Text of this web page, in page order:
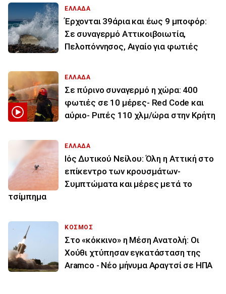
ΕΛΛΑΔΑ
Έρχονται 39άρια και έως 9 μποφόρ:
Σε συναγερμό Αττικοιβοιωτία,
Πελοπόννησος, Αιγαίο για φωτιές
ΕΛΛΑΔΑ
Σε πύρινο συναγερμό η χώρα: 400
φωτιές σε 10 μέρες- Red Code και
αύριο- Ριπές 110 χλμ/ώρα στην Κρήτη
ΕΛΛΑΔΑ
Ιός Δυτικού Νείλου: Όλη η Αττική στο
επίκεντρο των κρουσμάτων-
Συμπτώματα και μέρες μετά το
τσίμπημα
ΚΟΣΜΟΣ
Στο «κόκκινο» η Μέση Ανατολή: Οι
Χούθι χτύπησαν εγκατάσταση της
Aramco - Νέο μήνυμα Αραγτσί σε ΗΠΑ